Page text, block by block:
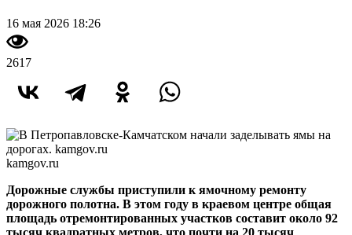
16 мая 2026 18:26
2617
kamgov.ru
Дорожные службы приступили к ямочному ремонту
дорожного полотна. В этом году в краевом центре общая
площадь отремонтированных участков составит около 92
тысяч квадратных метров, что почти на 20 тысяч